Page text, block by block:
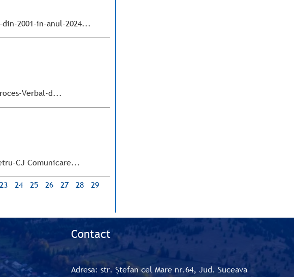
2001-in-anul-2024...
Verbal-d...
CJ Comunicare...
23 24 25 26 27 28
29
Contact
Adresa: str. Ștefan cel Mare nr.64, Jud. Suceava